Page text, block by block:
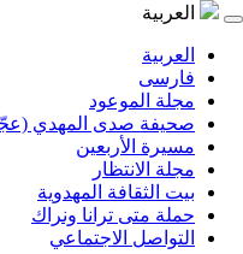
العربية
العربية
فارسی
مجلة الموعود
صحيفة صدى المهدي
مسيرة الأربعين
مجلة الانتظار
بيت الثقافة المهدوية
حملة متى ترانا ونراك
التواصل الاجتماعي